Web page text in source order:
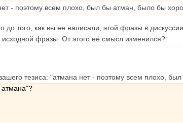
- поэтому всем плохо, был бы атман, было бы
до того, как вы ее написали, этой фразы в
фразы. От этого её смысл изменился?
тезиса: "атмана нет - поэтому всем плохо,
атмана"?